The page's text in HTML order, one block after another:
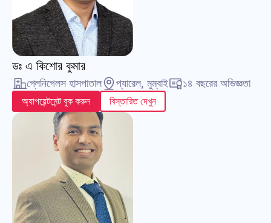
ডঃ এ কিশোর কুমার
গ্লেনিগেলস হাসপাতাল প্যারেল, মুম্বাই ১৪ বছরের অভিজ্ঞতা
অ্যাপয়েন্টমেন্ট বুক করুন বিস্তারিত দেখুন